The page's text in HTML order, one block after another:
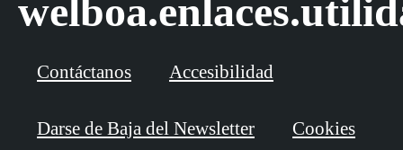
Contáctanos Accesibilidad
Darse de Baja del Newsletter Cookies